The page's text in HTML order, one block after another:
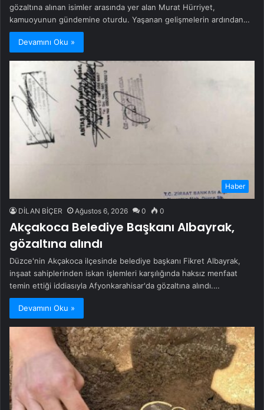
gözaltına alınan isimler arasında yer alan Murat Hürriyet,
kamuoyunun gündemine oturdu. Yaşanan gelişmelerin ardından…
Devamını Oku »
Haber
DİLAN BİÇER Ağustos 6, 2026 0 0
Akçakoca Belediye Başkanı Albayrak,
gözaltına alındı
Düzce'nin Akçakoca ilçesinde belediye başkanı Fikret Albayrak,
inşaat sahiplerinden iskan işlemleri karşılığında haksız menfaat
temin ettiği iddiasıyla Afyonkarahisar'da gözaltına alındı.…
Devamını Oku »